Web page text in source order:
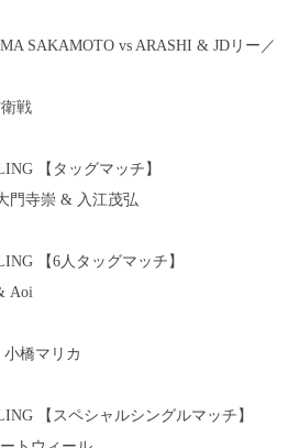
SAKAMOTO vs ARASHI & JDリー／
戦
【タッグマッチ】
門寺崇 & 入江茂弘
【6人タッグマッチ】
Aoi
橋マリカ
【スペシャルシングルマッチ】